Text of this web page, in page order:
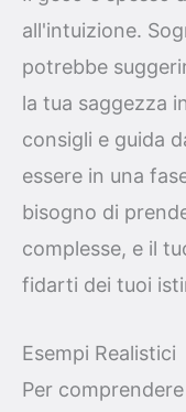
all'intuizione.
potrebbe
la tua saggezza
consigli e guida
essere in una
bisogno di
complesse, e il
fidarti dei tuoi
Esempi Realistici
Per